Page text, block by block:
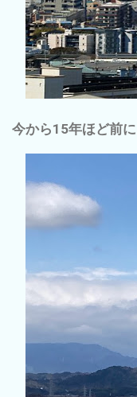
今から15年ほど前